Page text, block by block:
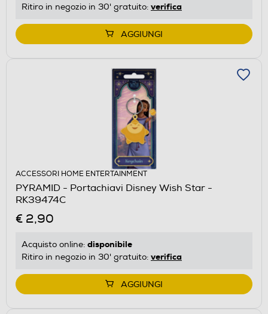
Ritiro in negozio in 30' gratuito: verifica
AGGIUNGI
ACCESSORI HOME ENTERTAINMENT
PYRAMID - Portachiavi Disney Wish Star -
RK39474C
€ 2,90
Acquisto online: disponibile
Ritiro in negozio in 30' gratuito: verifica
AGGIUNGI